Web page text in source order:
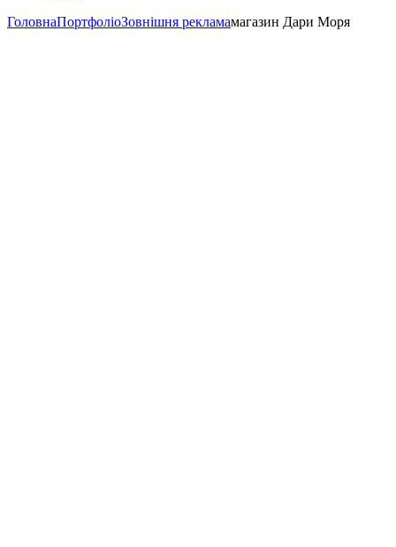
ГоловнаПортфоліоЗовнішня рекламамагазин Дари Моря